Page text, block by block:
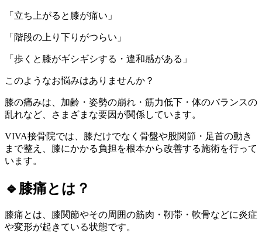
「立ち上がると膝が痛い」
「階段の上り下りがつらい」
「歩くと膝がギシギシする・違和感がある」
このようなお悩みはありませんか？
膝の痛みは、加齢・姿勢の崩れ・筋力低下・体のバランスの
乱れなど、さまざまな要因が関係しています。
VIVA接骨院では、膝だけでなく骨盤や股関節・足首の動き
まで整え、膝にかかる負担を根本から改善する施術を行って
います。
🔹膝痛とは？
膝痛とは、膝関節やその周囲の筋肉・靭帯・軟骨などに炎症
や変形が起きている状態です。